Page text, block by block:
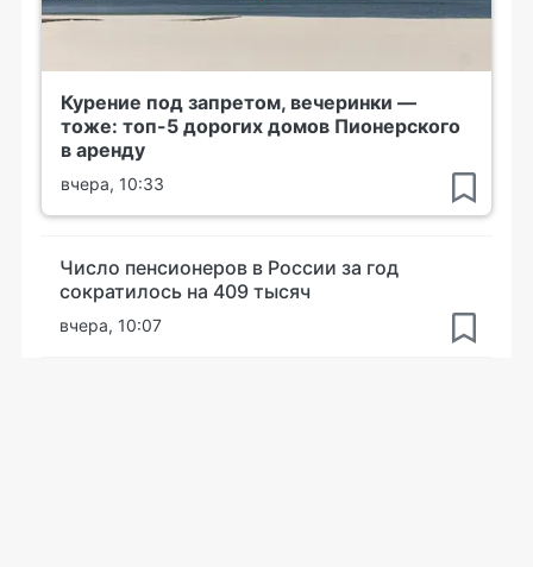
Курение под запретом, вечеринки —
тоже: топ-5 дорогих домов Пионерского
в аренду
вчера, 10:33
Число пенсионеров в России за год
сократилось на 409 тысяч
вчера, 10:07